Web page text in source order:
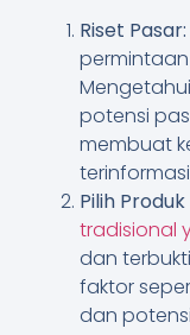
Riset Pasar:
potensi
membuat
Pilih
tradisional
dan
faktor
dan